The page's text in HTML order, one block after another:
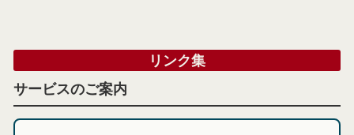
リンク集
サービスのご案内